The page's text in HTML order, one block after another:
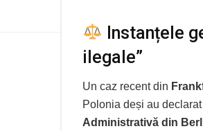
Instanțele
ilegale”
Un caz recent din
Polonia deși au
Administrativă din